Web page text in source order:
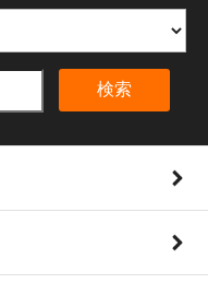
検索